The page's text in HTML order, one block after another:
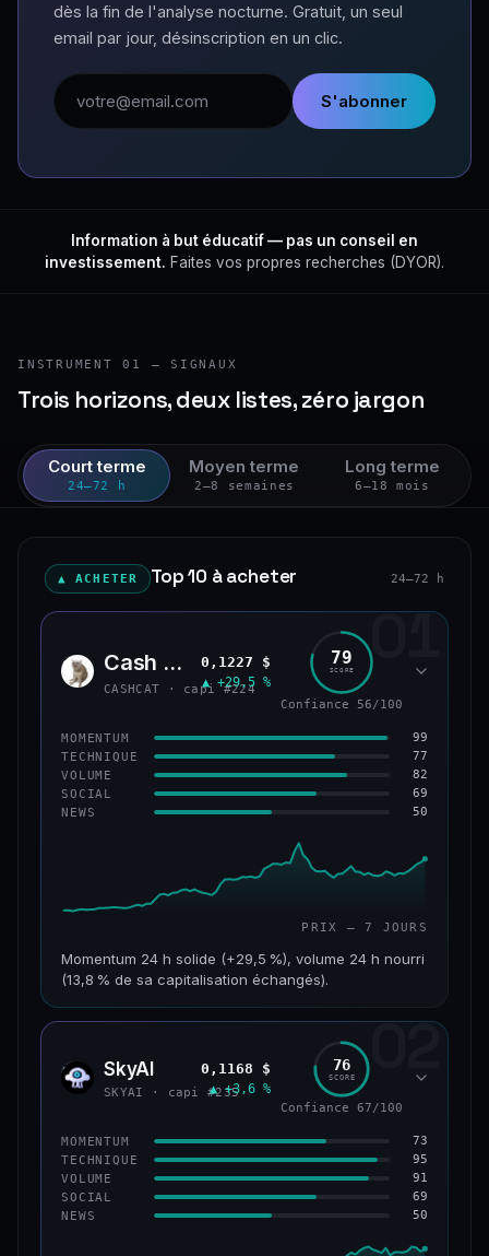
dès la fin de l'analyse nocturne. Gratuit, un seul
email par jour, désinscription en un clic.
Adresse email
S'abonner
Information à but éducatif — pas un conseil en
investissement. Faites vos propres recherches (DYOR).
INSTRUMENT 01 — SIGNAUX
Trois horizons, deux listes, zéro jargon
Court terme
24–72 h
Moyen terme
2–8 semaines
Long terme
6–18 mois
▲ ACHETER Top 10 à acheter 24–72 h
01
CASH Cash Cat
CASHCAT · capi #224
0,1227 $
▲ +29,5 %
79
SCORE
Confiance 56/100
MOMENTUM 99
TECHNIQUE 77
VOLUME 82
SOCIAL 69
NEWS 50
PRIX — 7 JOURS
Momentum 24 h solide (+29,5 %), volume 24 h nourri
(13,8 % de sa capitalisation échangés).
CAP. MARCHÉ VOLUME 24 H
VAR. 7 J VAR. 30 J
+10,2 %
VS ATH
−46,4 %
CONFIANCE 56/100
02
SKYA SkyAI
SKYAI · capi #235
0,1168 $
▲ +3,6 %
76
SCORE
Confiance 67/100
MOMENTUM 73
TECHNIQUE 95
VOLUME 91
SOCIAL 69
NEWS 50